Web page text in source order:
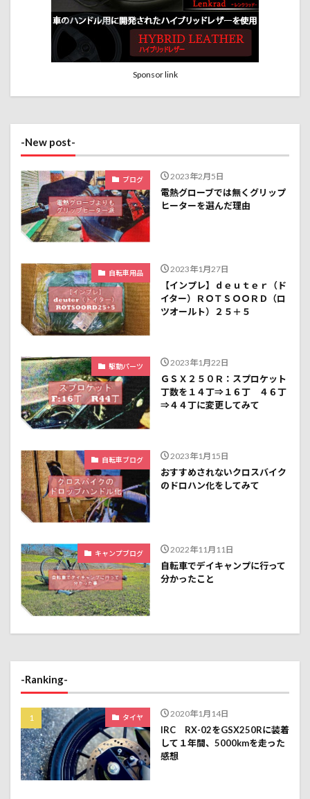
Sponsor link
-New post-
ブログ 2023年2月5日
電熱グローブでは無くグリップ
ヒーターを選んだ理由
自転車用品 2023年1月27日
【インプレ】ｄｅｕｔｅｒ（ド
イター）ＲＯＴＳＯＯＲＤ（ロ
ツオールト）２５＋５
駆動パーツ 2023年1月22日
ＧＳＸ２５０Ｒ：スプロケット
丁数を１４丁⇒１６丁 ４６丁
⇒４４丁に変更してみて
自転車ブログ 2023年1月15日
おすすめされないクロスバイク
のドロハン化をしてみて
キャンプブログ 2022年11月11日
自転車でデイキャンプに行って
分かったこと
-Ranking-
タイヤ 2020年1月14日
IRC RX-02をGSX250Rに装着
して１年間、5000kmを走った
感想